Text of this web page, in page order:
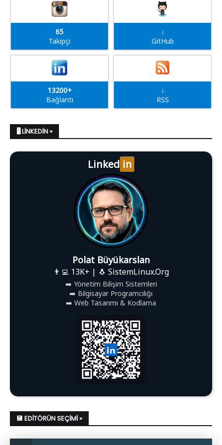
65
Takipçi
↓
GitHub
13200+
Bağlantı
↓
RSS
🖥️ LINKEDIN »
Linked in
Polat Büyükarslan
👨‍💻 13K+ | 🐧 SistemLinux.Org
➡️ Yönetim Bilişim Sistemleri
➡️ Bilgisayar Programcılığı
➡️ Web Tasarımı & Kodlama
💾 EDITÖRÜN SEÇIMI »